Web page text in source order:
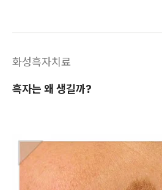
화성흑자치료
흑자는 왜 생길까?